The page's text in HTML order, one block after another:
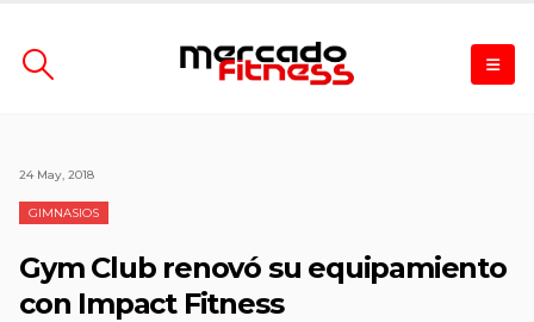
24 May, 2018
GIMNASIOS
Gym Club renovó su equipamiento
con Impact Fitness